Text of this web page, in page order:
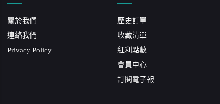
關於我們
連絡我們
Privacy Policy
歷史訂單
收藏清單
紅利點數
會員中心
訂閱電子報